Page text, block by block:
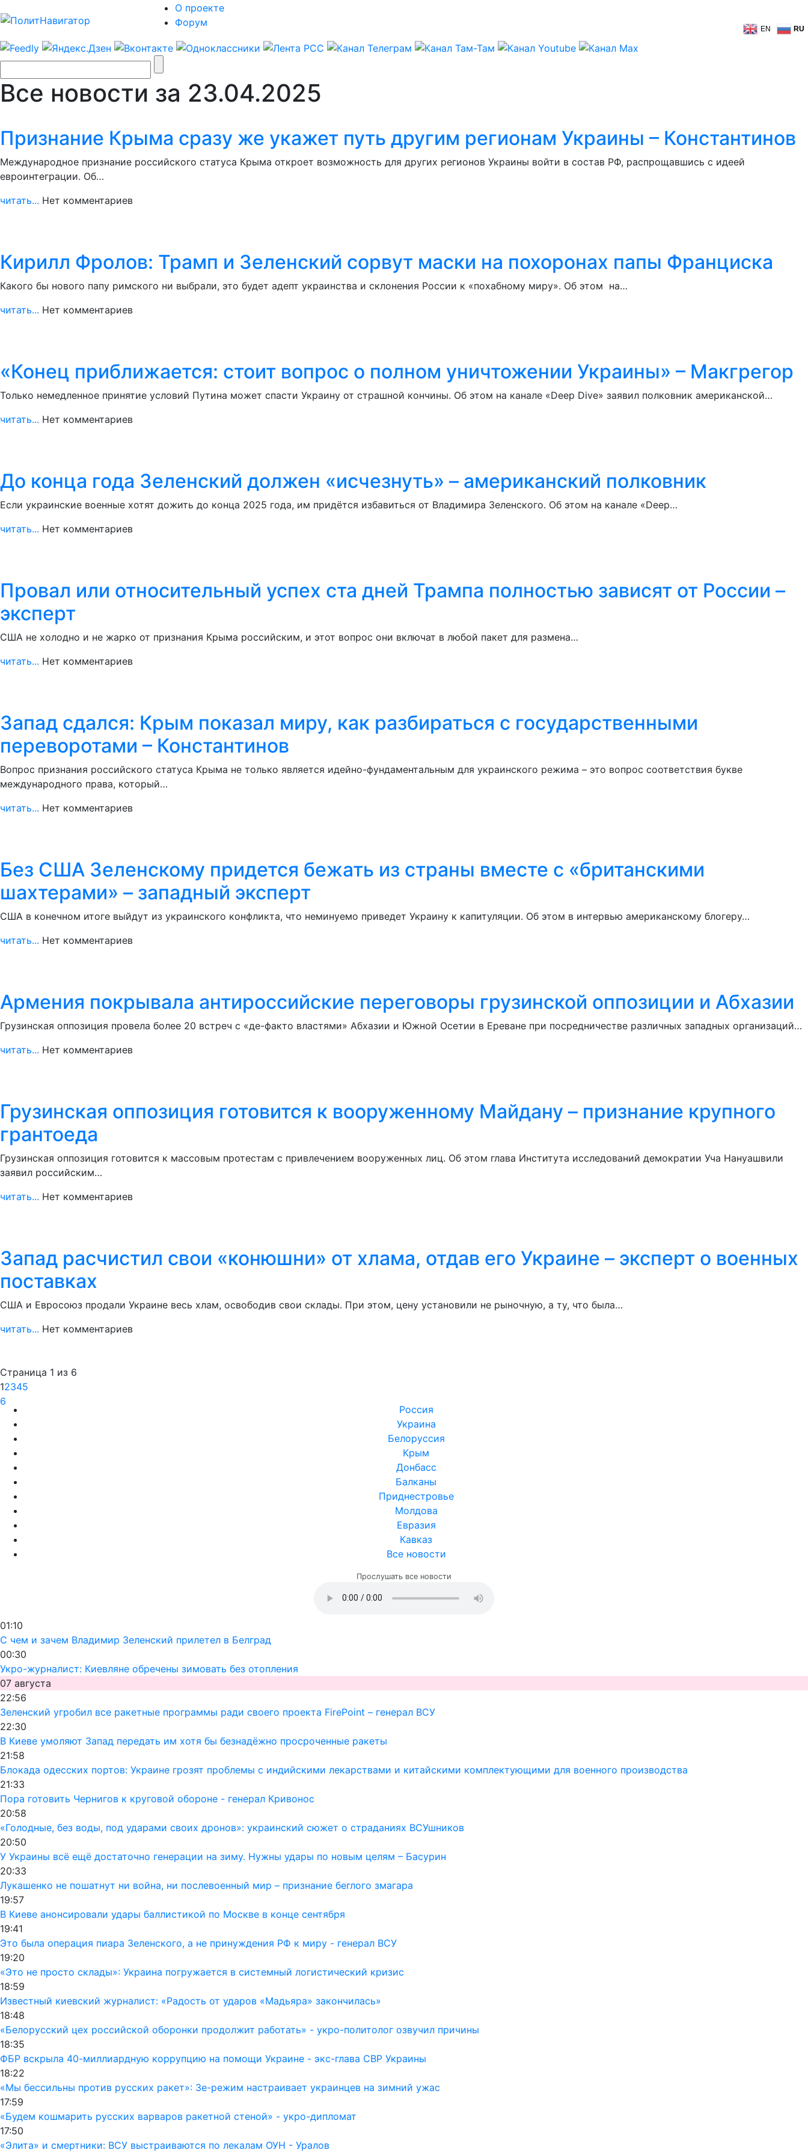
О проекте
Форум
EN RU
Все новости за 23.04.2025
Признание Крыма сразу же укажет путь другим регионам Украины – Константинов
Международное признание российского статуса Крыма откроет возможность для других регионов Украины войти в состав РФ, распрощавшись с идеей
евроинтеграции. Об…
читать... Нет комментариев
Кирилл Фролов: Трамп и Зеленский сорвут маски на похоронах папы Франциска
Какого бы нового папу римского ни выбрали, это будет адепт украинства и склонения России к «похабному миру». Об этом на…
читать... Нет комментариев
«Конец приближается: стоит вопрос о полном уничтожении Украины» – Макгрегор
Только немедленное принятие условий Путина может спасти Украину от страшной кончины. Об этом на канале «Deep Dive» заявил полковник американской…
читать... Нет комментариев
До конца года Зеленский должен «исчезнуть» – американский полковник
Если украинские военные хотят дожить до конца 2025 года, им придётся избавиться от Владимира Зеленского. Об этом на канале «Deep…
читать... Нет комментариев
Провал или относительный успех ста дней Трампа полностью зависят от России –
эксперт
США не холодно и не жарко от признания Крыма российским, и этот вопрос они включат в любой пакет для размена…
читать... Нет комментариев
Запад сдался: Крым показал миру, как разбираться с государственными
переворотами – Константинов
Вопрос признания российского статуса Крыма не только является идейно-фундаментальным для украинского режима – это вопрос соответствия букве
международного права, который…
читать... Нет комментариев
Без США Зеленскому придется бежать из страны вместе с «британскими
шахтерами» – западный эксперт
США в конечном итоге выйдут из украинского конфликта, что неминуемо приведет Украину к капитуляции. Об этом в интервью американскому блогеру…
читать... Нет комментариев
Армения покрывала антироссийские переговоры грузинской оппозиции и Абхазии
Грузинская оппозиция провела более 20 встреч с «де-факто властями» Абхазии и Южной Осетии в Ереване при посредничестве различных западных организаций…
читать... Нет комментариев
Грузинская оппозиция готовится к вооруженному Майдану – признание крупного
грантоеда
Грузинская оппозиция готовится к массовым протестам с привлечением вооруженных лиц. Об этом глава Института исследований демократии Уча Нануашвили
заявил российским…
читать... Нет комментариев
Запад расчистил свои «конюшни» от хлама, отдав его Украине – эксперт о военных
поставках
США и Евросоюз продали Украине весь хлам, освободив свои склады. При этом, цену установили не рыночную, а ту, что была…
читать... Нет комментариев
Страница 1 из 6
12345
6
Россия
Украина
Белоруссия
Крым
Донбасс
Балканы
Приднестровье
Молдова
Евразия
Кавказ
Все новости
Прослушать все новости
01:10
С чем и зачем Владимир Зеленский прилетел в Белград
00:30
Укро-журналист: Киевляне обречены зимовать без отопления
07 августа
22:56
Зеленский угробил все ракетные программы ради своего проекта FirePoint – генерал ВСУ
22:30
В Киеве умоляют Запад передать им хотя бы безнадёжно просроченные ракеты
21:58
Блокада одесских портов: Украине грозят проблемы с индийскими лекарствами и китайскими комплектующими для военного производства
21:33
Пора готовить Чернигов к круговой обороне - генерал Кривонос
20:58
«Голодные, без воды, под ударами своих дронов»: украинский сюжет о страданиях ВСУшников
20:50
У Украины всё ещё достаточно генерации на зиму. Нужны удары по новым целям – Басурин
20:33
Лукашенко не пошатнут ни война, ни послевоенный мир – признание беглого змагара
19:57
В Киеве анонсировали удары баллистикой по Москве в конце сентября
19:41
Это была операция пиара Зеленского, а не принуждения РФ к миру - генерал ВСУ
19:20
«Это не просто склады»: Украина погружается в системный логистический кризис
18:59
Известный киевский журналист: «Радость от ударов «Мадьяра» закончилась»
18:48
«Белорусский цех российской оборонки продолжит работать» - укро-политолог озвучил причины
18:35
ФБР вскрыла 40-миллиардную коррупцию на помощи Украине - экс-глава СВР Украины
18:22
«Мы бессильны против русских ракет»: Зе-режим настраивает украинцев на зимний ужас
17:59
«Будем кошмарить русских варваров ракетной стеной» - укро-дипломат
17:50
«Элита» и смертники: ВСУ выстраиваются по лекалам ОУН - Уралов